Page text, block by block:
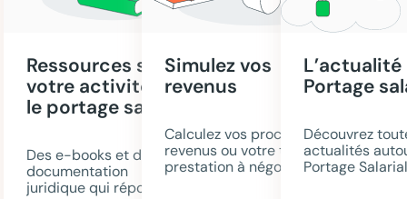
Ressources sur
votre activité et
le portage salarial
Des e-books et de la
documentation
juridique qui répondent
Simulez vos
revenus
Calculez vos prochains
revenus ou votre tarif de
prestation à négocier.
Portage
Découvrez
actualités
Portage